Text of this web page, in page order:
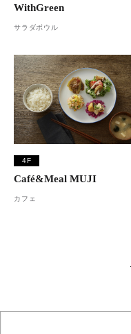
WithGreen
サラダボウル
4F
Café&Meal MUJI
カフェ